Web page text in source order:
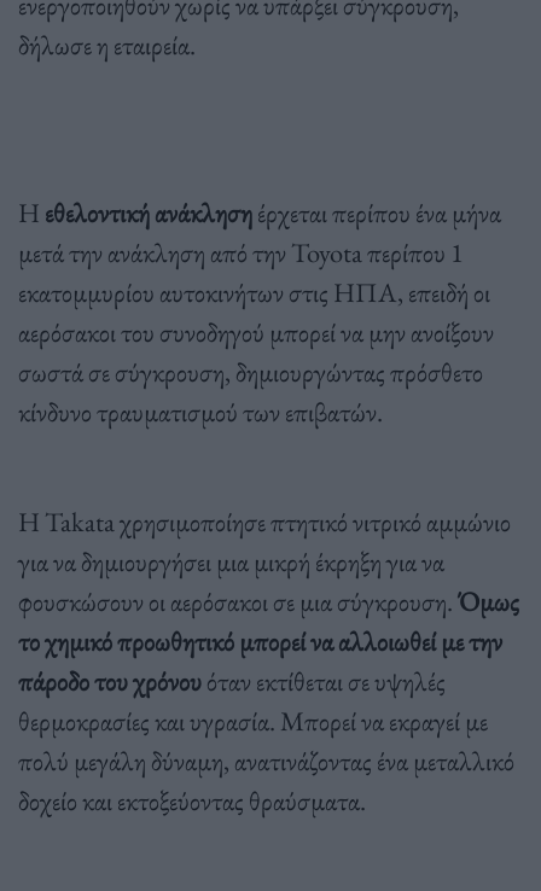
δήλωσε η εταιρεία.
Η εθελοντική ανάκλησηέρχεται περίπου ένα μήνα
μετά την ανάκληση από την Toyota περίπου 1
εκατομμυρίου αυτοκινήτων στις ΗΠΑ, επειδή οι
αερόσακοι του συνοδηγού μπορεί να μην ανοίξουν
σωστά σε σύγκρουση, δημιουργώντας πρόσθετο
κίνδυνο τραυματισμού των επιβατών.
Η Takata χρησιμοποίησε πτητικό νιτρικό αμμώνιο
για να δημιουργήσει μια μικρή έκρηξη για να
φουσκώσουν οι αερόσακοι σε μια σύγκρουση.Όμως
το χημικό προωθητικό μπορεί να αλλοιωθεί με την
πάροδο του χρόνουόταν εκτίθεται σε υψηλές
θερμοκρασίες και υγρασία. Μπορεί να εκραγεί με
πολύ μεγάλη δύναμη, ανατινάζοντας ένα μεταλλικό
δοχείο και εκτοξεύοντας θραύσματα.